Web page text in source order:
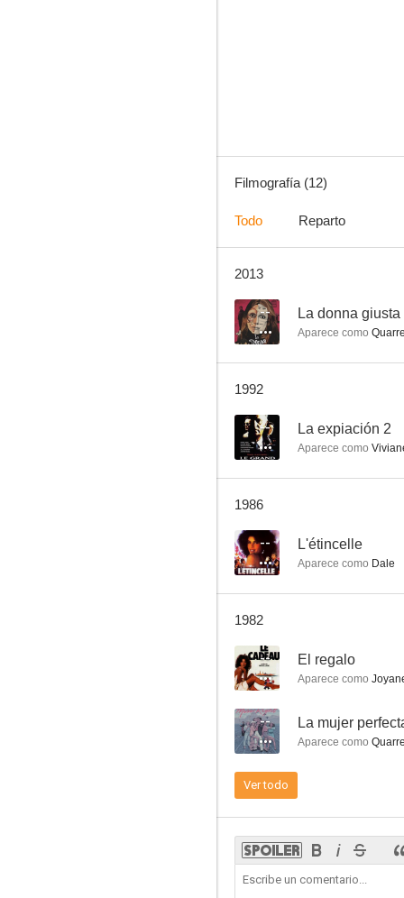
Filmografía (12)
Todo Reparto
2013
-- La donna giusta
Aparece como
1992
-- La expiación 2
Aparece como
1986
-- L'étincelle
Aparece como Dale
1982
-- El regalo
Aparece como
-- La mujer
Aparece como
Ver todo